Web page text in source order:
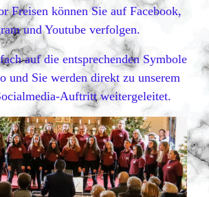
Freisen können Sie auf Facebook,
und Youtube verfolgen.
auf die entsprechenden Symbole
und Sie werden direkt zu unserem
Auftritt weitergeleitet.